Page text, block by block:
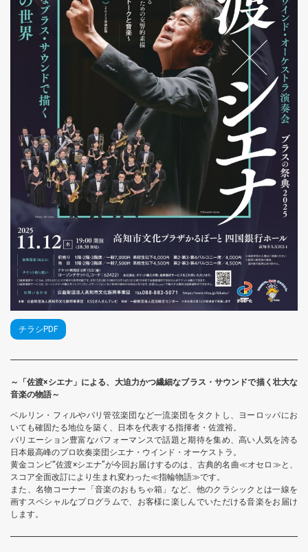
チラシPDF
～「佐渡×シエナ」による、大迫力かつ繊細なブラス・サウンドで描く壮大な
音楽の物語～
ベルリン・フィルやパリ管弦楽団など一流楽団をタクトし、ヨーロッパにお
いても確固たる地位を築く、日本を代表する指揮者・佐渡裕。
バリエーション豊富なパフォーマンスで話題と期待を集め、高い人気を誇る
日本最高峰のプロ吹奏楽団シエナ・ウインド・オーケストラ。
黄金コンビ“佐渡×シエナ”が今回お届けするのは、古典的名曲≪オセロ≫と、
スコア全面改訂により生まれ変わった≪指輪物語≫です。
また、名物コーナー「音楽のおもちゃ箱」など、他のクラシックとは一線を
画すスペシャルなプログラムで、お客様に楽しんでいただける音楽をお届け
します。